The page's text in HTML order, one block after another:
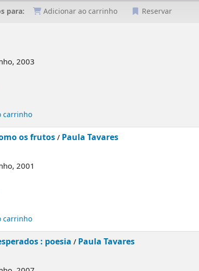
para: Adicionar ao carrinho Reservar
2003
carrinho
os frutos/ Paula Tavares
2001
carrinho
: poesia / Paula Tavares